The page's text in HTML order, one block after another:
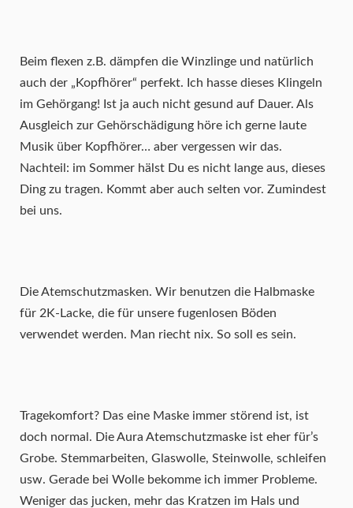
Beim flexen z.B. dämpfen die Winzlinge und natürlich
auch der „Kopfhörer“ perfekt. Ich hasse dieses Klingeln
im Gehörgang! Ist ja auch nicht gesund auf Dauer. Als
Ausgleich zur Gehörschädigung höre ich gerne laute
Musik über Kopfhörer… aber vergessen wir das.
Nachteil: im Sommer hälst Du es nicht lange aus, dieses
Ding zu tragen. Kommt aber auch selten vor. Zumindest
bei uns.
Die Atemschutzmasken. Wir benutzen die Halbmaske
für 2K-Lacke, die für unsere fugenlosen Böden
verwendet werden. Man riecht nix. So soll es sein.
Tragekomfort? Das eine Maske immer störend ist, ist
doch normal. Die Aura Atemschutzmaske ist eher für’s
Grobe. Stemmarbeiten, Glaswolle, Steinwolle, schleifen
usw. Gerade bei Wolle bekomme ich immer Probleme.
Weniger das jucken, mehr das Kratzen im Hals und